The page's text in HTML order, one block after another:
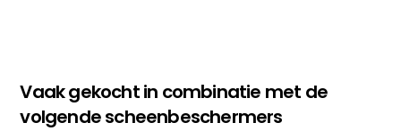
Vaak gekocht in combinatie met de
volgende scheenbeschermers